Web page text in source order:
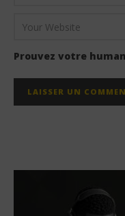
Prouvez votre